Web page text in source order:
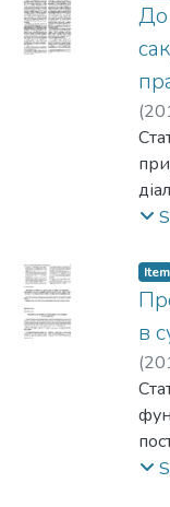
До
(
Item
в
(